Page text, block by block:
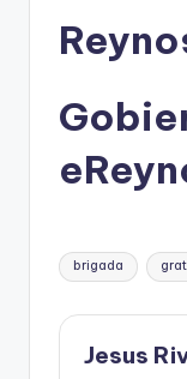
Etiquetas:
brigada
Jesus